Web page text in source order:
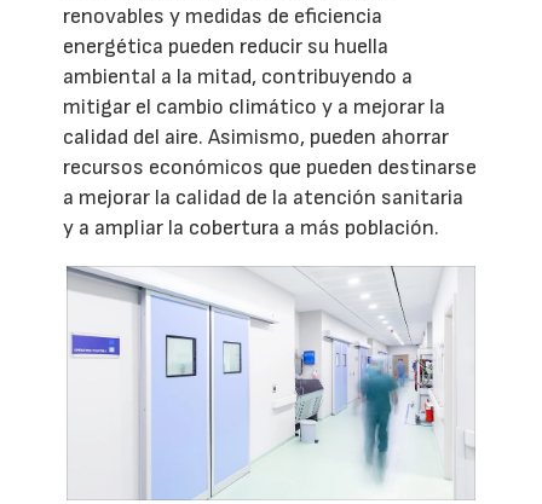
renovables y medidas de eficiencia
energética pueden reducir su huella
ambiental a la mitad, contribuyendo a
mitigar el cambio climático y a mejorar la
calidad del aire. Asimismo, pueden ahorrar
recursos económicos que pueden destinarse
a mejorar la calidad de la atención sanitaria
y a ampliar la cobertura a más población.